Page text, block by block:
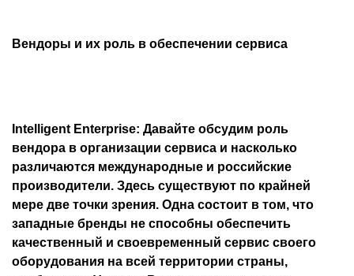
Вендоры и их роль в обеспечении сервиса
Intelligent Enterprise: Давайте обсудим роль
вендора в организации сервиса и насколько
различаются международные и российские
производители. Здесь существуют по крайней
мере две точки зрения. Одна состоит в том, что
западные бренды не способны обеспечить
качественный и своевременный сервис своего
оборудования на всей территории страны,